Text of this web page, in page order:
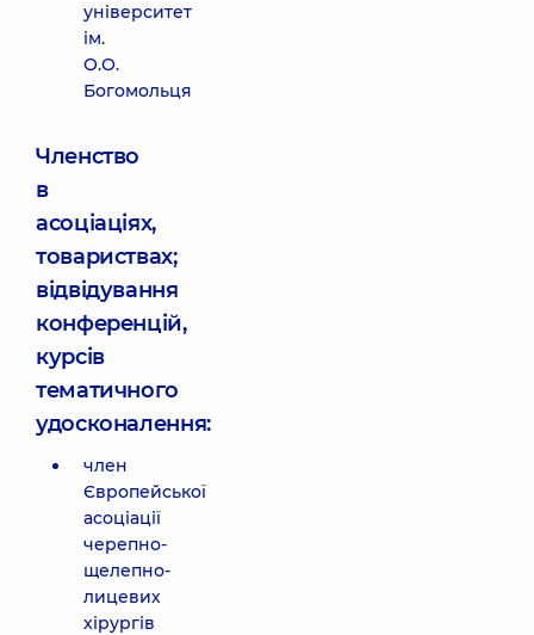
університет
ім.
О.О.
Богомольця
Членство
в
асоціаціях,
товариствах;
відвідування
конференцій,
курсів
тематичного
удосконалення:
член
Європейської
асоціації
черепно-
щелепно-
лицевих
хірургів